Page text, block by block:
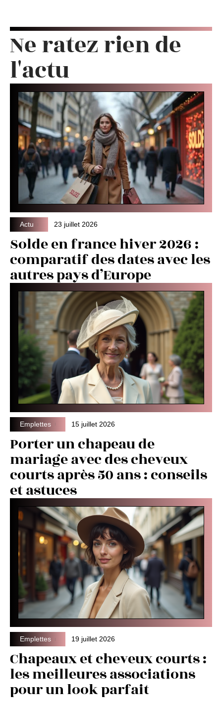
Ne ratez rien de
l'actu
Actu 23 juillet 2026
Solde en france hiver 2026 :
comparatif des dates avec les
autres pays d’Europe
Emplettes 15 juillet 2026
Porter un chapeau de
mariage avec des cheveux
courts après 50 ans : conseils
et astuces
Emplettes 19 juillet 2026
Chapeaux et cheveux courts :
les meilleures associations
pour un look parfait